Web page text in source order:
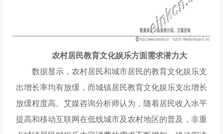
农村居民教育文化娱乐方面需求潜力大
数据显示，农村居民和城市居民的教育文化娱乐支
出增长率均有放缓，而城镇居民教育文化娱乐支出增长
放缓程度高。艾媒咨询分析师认为，随着居民收入水平
提高和移动互联网在低线城市及农村地区的普及，非重